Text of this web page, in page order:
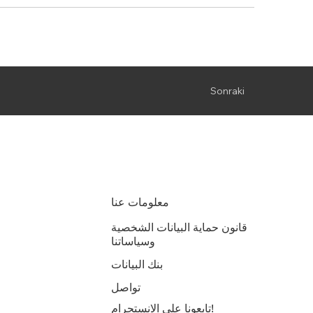
Sonraki
معلومات عنا
قانون حماية البيانات الشخصية
وسياساتنا
بنك البيانات
تواصل
تابعونا على الانستجرام!